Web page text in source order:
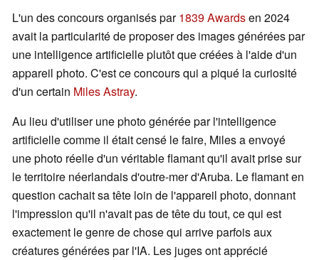
L'un des concours organisés par1839 Awardsen 2024
avait la particularité de proposer des images générées par
une intelligence artificielle plutôt que créées à l'aide d'un
appareil photo. C'est ce concours qui a piqué la curiosité
d'un certain Miles Astray.
Au lieu d'utiliser une photo générée par l'intelligence
artificielle comme il était censé le faire, Miles a envoyé
une photo réelle d'un véritable flamant qu'il avait prise sur
le territoire néerlandais d'outre-mer d'Aruba. Le flamant en
question cachait sa tête loin de l'appareil photo, donnant
l'impression qu'il n'avait pas de tête du tout, ce qui est
exactement le genre de chose qui arrive parfois aux
créatures générées par l'IA. Les juges ont apprécié